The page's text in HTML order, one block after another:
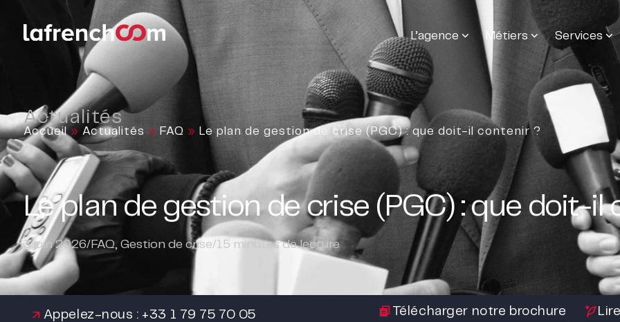
L’agence Métiers Services
Actualités
Accueil» Actualités » FAQ » Le plan de gestion de crise (PGC) : que doit-il contenir ?
Le plan de gestion de crise (PGC) : que doit-il
3 juin 2026/FAQ, Gestion de crise/15 minutes de lecture
Appelez-nous : +33 1 79 75 70 05 Télécharger notre brochure